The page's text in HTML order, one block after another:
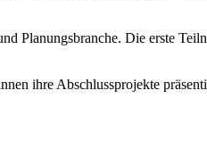
Planungsbranche. Die erste
ihre Abschlussprojekte